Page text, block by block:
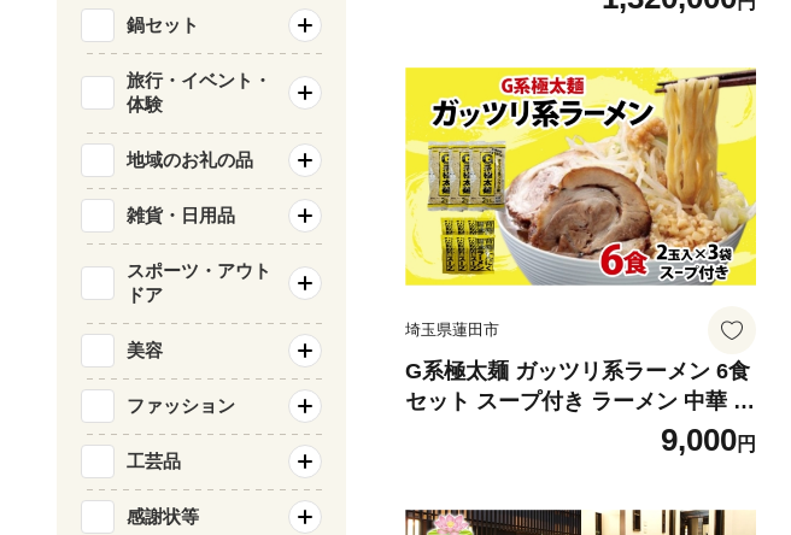
電子機器 水分子ケア 鮮度保持技術
料無料 埼玉県 蓮田市
埼玉県蓮田市
G系極太麺 ガッツリ系ラーメン 6食
セット スープ付き ラーメン 中華 中
華料理 非乳化系 背脂 ニンニク にん
にく 豚 濃厚醤油 ワシワシ麺 自宅で
り お取り寄せ ご当地 送料無料 埼玉
9,000円
鍋セット
旅行・イベント・
体験
地域のお礼の品
雑貨・日用品
スポーツ・アウト
ドア
美容
ファッション
工芸品
感謝状等